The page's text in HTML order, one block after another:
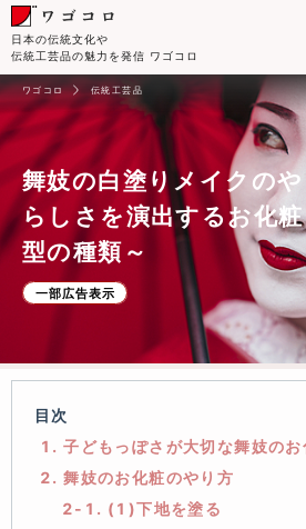
日本の伝統文化や
伝統工芸品の魅力を発信 ワゴコロ
ワゴコロ 伝統工芸品
舞妓の白塗りメイクの
らしさを演出するお化
型の種類～
一部広告表示
目次
1. 子どもっぽさが大切な舞妓のお
2. 舞妓のお化粧のやり方
2-1. (1)下地を塗る